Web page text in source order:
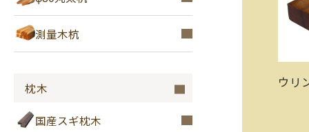
測量木杭
枕木
国産スギ枕木
ウリ